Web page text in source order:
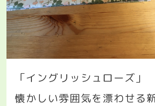
「イングリッシュローズ」
懐かしい雰囲気を漂わせる